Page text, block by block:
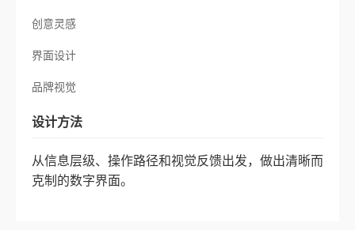
创意灵感
界面设计
品牌视觉
设计方法
从信息层级、操作路径和视觉反馈出发，做出清晰而
克制的数字界面。